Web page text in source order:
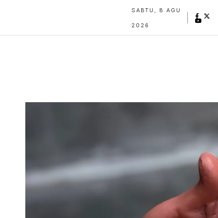
SABTU, 8 AGU
2026